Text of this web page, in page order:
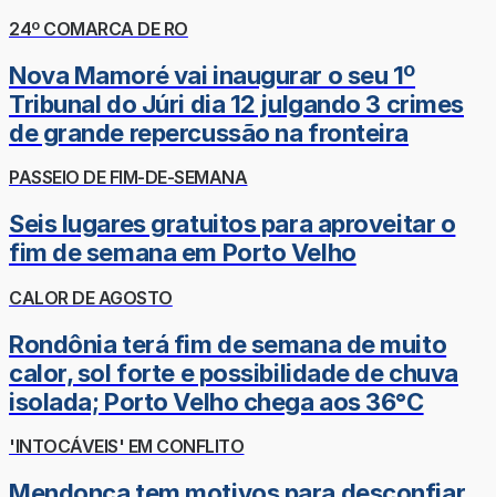
24º COMARCA DE RO
Nova Mamoré vai inaugurar o seu 1º
Tribunal do Júri dia 12 julgando 3 crimes
de grande repercussão na fronteira
PASSEIO DE FIM-DE-SEMANA
Seis lugares gratuitos para aproveitar o
fim de semana em Porto Velho
CALOR DE AGOSTO
Rondônia terá fim de semana de muito
calor, sol forte e possibilidade de chuva
isolada; Porto Velho chega aos 36°C
'INTOCÁVEIS' EM CONFLITO